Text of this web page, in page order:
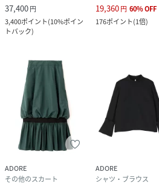
37,400円
3,400ポイント(10%ポイン
トバック)
19,360円 60%OFF
176ポイント(1倍)
ADORE
その他のスカート
ADORE
シャツ・ブラウス